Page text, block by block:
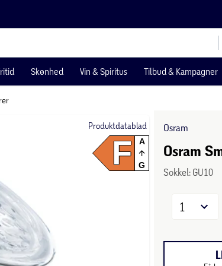
Skønhed Vin & Spiritus Tilbud & Kampagner
Produktdatablad
F A
G
Osram
Osram
Sokkel: GU10
1